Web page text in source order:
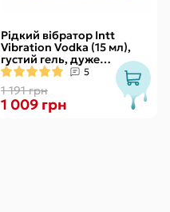
Рідкий вібратор Intt
Vibration Vodka (15 мл),
густий гель, дуже
смачний, діє до 30 хвилин
5
1 191 грн
1 009 грн